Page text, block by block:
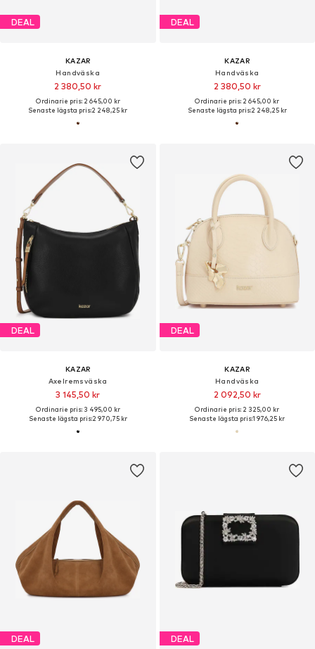
DEAL
KAZAR
Handväska
2 380,50 kr
Ordinarie pris: 2 645,00 kr
Senaste lägsta pris:2 248,25 kr
DEAL
KAZAR
Handväska
2 380,50 kr
Ordinarie pris: 2 645,00 kr
Senaste lägsta pris:2 248,25 kr
DEAL
KAZAR
Axelremsväska
3 145,50 kr
Ordinarie pris: 3 495,00 kr
Senaste lägsta pris:2 970,75 kr
DEAL
KAZAR
Handväska
2 092,50 kr
Ordinarie pris: 2 325,00 kr
Senaste lägsta pris:1 976,25 kr
DEAL DEAL